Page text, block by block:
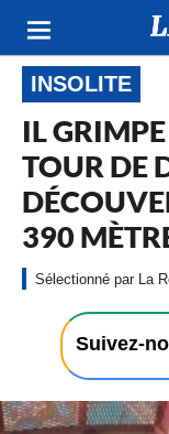
INSOLITE
IL
TOUR DE
390
La
Suivez-